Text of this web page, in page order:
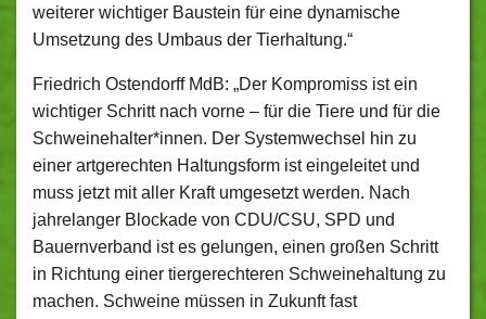
weiterer wichtiger Baustein für eine dynamische
Umsetzung des Umbaus der Tierhaltung.“
Friedrich Ostendorff MdB: „Der Kompromiss ist ein
wichtiger Schritt nach vorne – für die Tiere und für die
Schweinehalter*innen. Der Systemwechsel hin zu
einer artgerechten Haltungsform ist eingeleitet und
muss jetzt mit aller Kraft umgesetzt werden. Nach
jahrelanger Blockade von CDU/CSU, SPD und
Bauernverband ist es gelungen, einen großen Schritt
in Richtung einer tiergerechteren Schweinehaltung zu
machen. Schweine müssen in Zukunft fast